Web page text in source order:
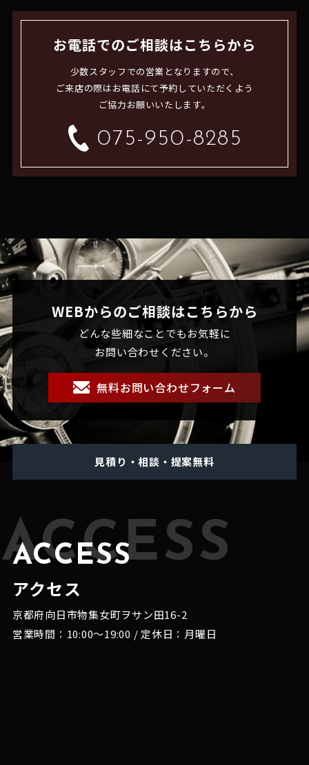
お電話でのご相談はこちらから
少数スタッフでの営業となりますので、
ご来店の際はお電話にて予約していただくよう
ご協力お願いいたします。
075-950-8285
WEBからのご相談はこちらから
どんな些細なことでもお気軽に
お問い合わせください。
無料お問い合わせフォーム
見積り・相談・提案無料
ACCESS
ACCESS
アクセス
京都府向日市物集女町ヲサン田16-2
営業時間：10:00～19:00 / 定休日：月曜日